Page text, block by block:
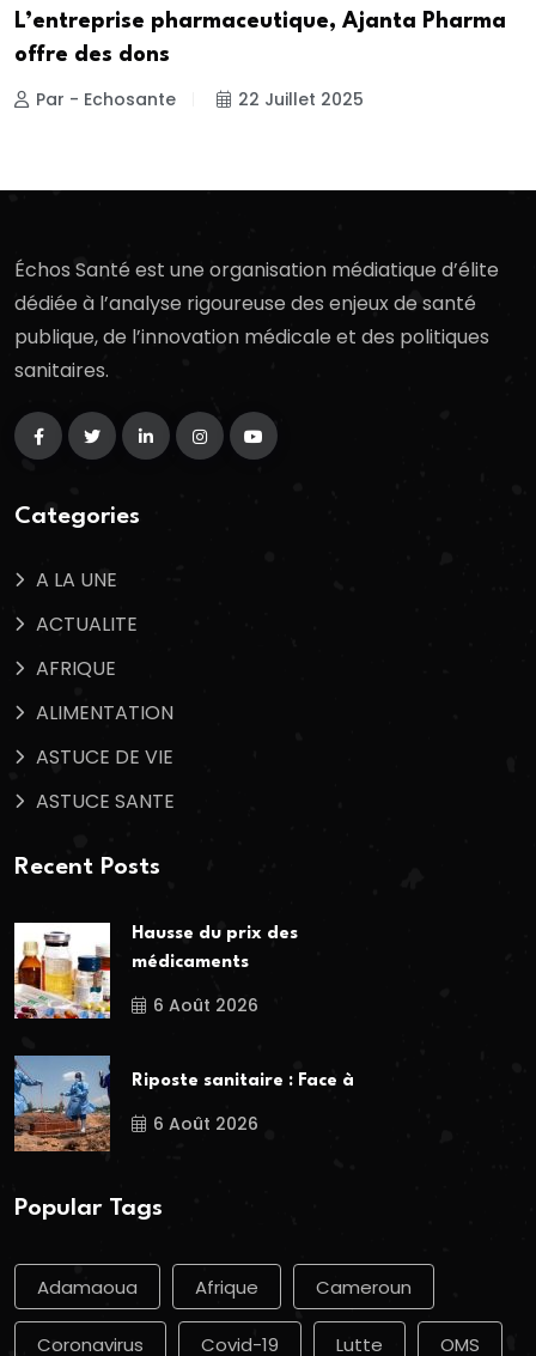
L’entreprise pharmaceutique, Ajanta Pharma
offre des dons
Par - Echosante 22 Juillet 2025
Échos Santé est une organisation médiatique d’élite
dédiée à l’analyse rigoureuse des enjeux de santé
publique, de l’innovation médicale et des politiques
sanitaires.
Categories
A LA UNE
ACTUALITE
AFRIQUE
ALIMENTATION
ASTUCE DE VIE
ASTUCE SANTE
Recent Posts
Hausse du prix des
médicaments
6 Août 2026
Riposte sanitaire : Face à
6 Août 2026
Popular Tags
Adamaoua Afrique Cameroun
Coronavirus Covid-19 Lutte OMS